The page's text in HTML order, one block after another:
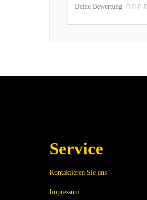
Deine Bewertung
Service
Kontaktieren Sie uns
Impressum